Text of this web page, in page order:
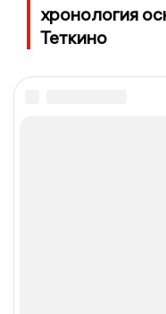
хронология
Теткино